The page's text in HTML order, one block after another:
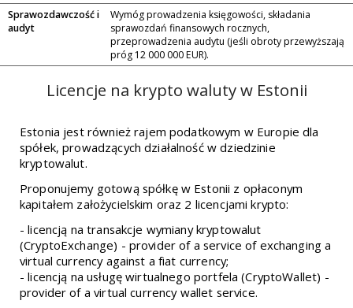
Sprawozdawczość i
audyt
Wymóg prowadzenia księgowości, składania
sprawozdań finansowych rocznych,
przeprowadzenia audytu (jeśli obroty przewyższają
próg 12 000 000 EUR).
Licencje na krypto waluty w Estonii
Estonia jest również rajem podatkowym w Europie dla
spółek, prowadzących działalność w dziedzinie
kryptowalut.
Proponujemy gotową spółkę w Estonii z opłaconym
kapitałem założycielskim oraz 2 licencjami krypto:
- licencją na transakcje wymiany kryptowalut
(CryptoExchange) - provider of a service of exchanging a
virtual currency against a fiat currency;
- licencją na usługę wirtualnego portfela (CryptoWallet) -
provider of a virtual currency wallet service.